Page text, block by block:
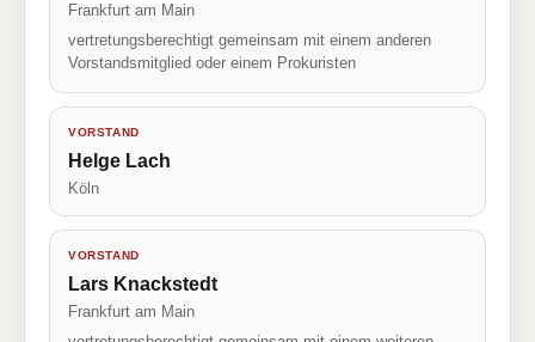
Frankfurt am Main
vertretungsberechtigt gemeinsam mit einem anderen
Vorstandsmitglied oder einem Prokuristen
VORSTAND
Helge Lach
Köln
VORSTAND
Lars Knackstedt
Frankfurt am Main